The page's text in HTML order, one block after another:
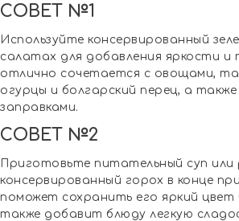
СОВЕТ №1
Используйте консервированный
салатах для добавления яркости и
отлично сочетается с овощами,
огурцы и болгарский перец, а
заправками.
СОВЕТ №2
Приготовьте питательный суп или
консервированный горох в конце
поможет сохранить его яркий цвет
также добавит блюду легкую